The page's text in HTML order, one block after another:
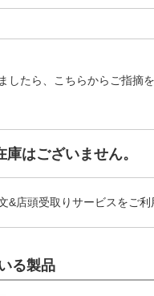
したら、こちらからご指摘を
はございません。
&店頭受取りサービスをご利
る製品